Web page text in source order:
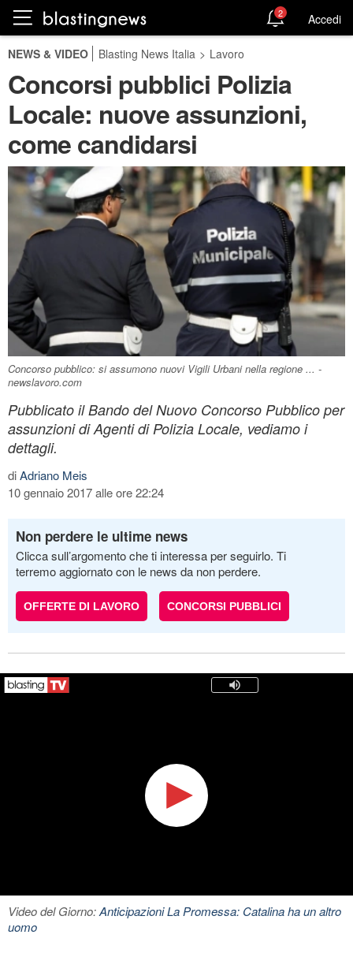
2 Accedi
NEWS & VIDEO Blasting News Italia > Lavoro
Concorsi pubblici Polizia
Locale: nuove assunzioni,
come candidarsi
Concorso pubblico: si assumono nuovi Vigili Urbani nella regione ... -
newslavoro.com
Pubblicato il Bando del Nuovo Concorso Pubblico per
assunzioni di Agenti di Polizia Locale, vediamo i
dettagli.
diAdriano Meis
10 gennaio 2017 alle ore 22:24
Non perdere le ultime news
Clicca sull’argomento che ti interessa per seguirlo. Ti
terremo aggiornato con le news da non perdere.
OFFERTE DI LAVORO CONCORSI PUBBLICI
Video del Giorno:Anticipazioni La Promessa: Catalina ha un altro
uomo